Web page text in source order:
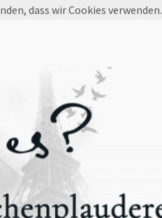
dass wir Cookies verwenden.